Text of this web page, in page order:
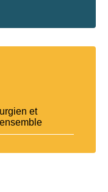
et